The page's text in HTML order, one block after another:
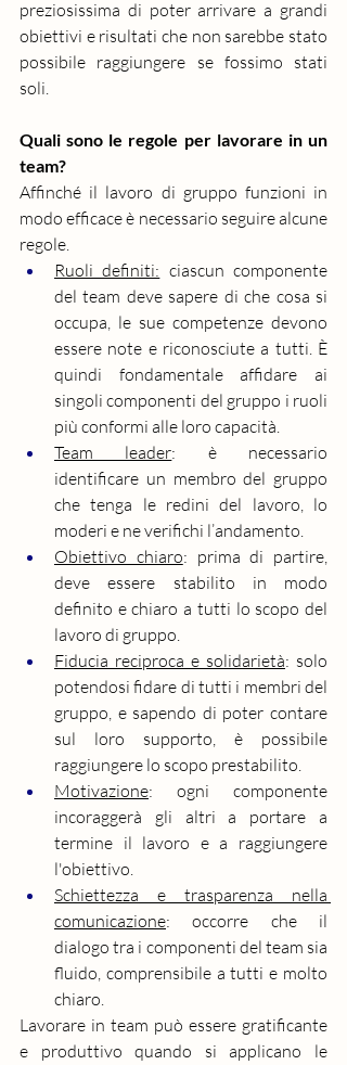
preziosissima di poter arrivare a grandi
obiettivi e risultati che non sarebbe stato
possibile raggiungere se fossimo stati
soli.
Quali sono le regole per lavorare in un
team?
Affinché il lavoro di gruppo funzioni in
modo efficace è necessario seguire alcune
regole.
Ruoli definiti: ciascun componente
del team deve sapere di che cosa si
occupa, le sue competenze devono
essere note e riconosciute a tutti. È
quindi fondamentale affidare ai
singoli componenti del gruppo i ruoli
più conformi alle loro capacità.
Team leader: è necessario
identificare un membro del gruppo
che tenga le redini del lavoro, lo
moderi e ne verifichi l’andamento.
Obiettivo chiaro: prima di partire,
deve essere stabilito in modo
definito e chiaro a tutti lo scopo del
lavoro di gruppo.
Fiducia reciproca e solidarietà: solo
potendosi fidare di tutti i membri del
gruppo, e sapendo di poter contare
sul loro supporto, è possibile
raggiungere lo scopo prestabilito.
Motivazione: ogni componente
incoraggerà gli altri a portare a
termine il lavoro e a raggiungere
l'obiettivo.
Schiettezza e trasparenza nella
comunicazione: occorre che il
dialogo tra i componenti del team sia
fluido, comprensibile a tutti e molto
chiaro.
Lavorare in team può essere gratificante
e produttivo quando si applicano le